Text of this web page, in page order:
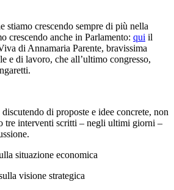
stiamo crescendo sempre di più nella
crescendo anche in Parlamento: qui il
di Annamaria Parente, bravissima
e di lavoro, che all’ultimo congresso,
di proposte e idee concrete, non
tre interventi scritti – negli ultimi giorni –
situazione economica
visione strategica